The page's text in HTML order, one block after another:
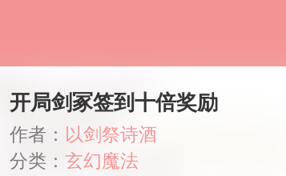
开局剑冢签到十倍奖励
作者： 以剑祭诗酒
分类： 玄幻魔法